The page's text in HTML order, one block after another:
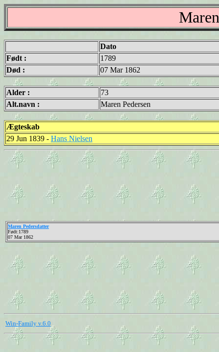
Dato
Født :
1789
Død :
07 Mar 1862
Alder :
73
Alt.navn :
Maren Pedersen
Ægteskab
29 Jun 1839 - Hans Nielsen
Maren Pedersdatter
Født:1789
07 Mar 1862
Win-Family v.6.0